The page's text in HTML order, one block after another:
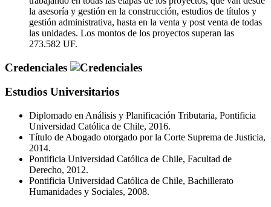
la asesoría y gestión en la construcción, estudios de títulos y
gestión administrativa, hasta en la venta y post venta de todas
las unidades. Los montos de los proyectos superan las
273.582 UF.
Credenciales
Estudios Universitarios
Diplomado en Análisis y Planificación Tributaria, Pontificia
Universidad Católica de Chile, 2016.
Título de Abogado otorgado por la Corte Suprema de Justicia,
2014.
Pontificia Universidad Católica de Chile, Facultad de
Derecho, 2012.
Pontificia Universidad Católica de Chile, Bachillerato
Humanidades y Sociales, 2008.